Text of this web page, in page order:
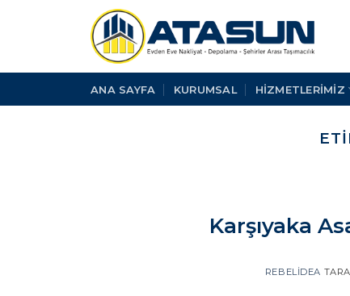
ANA SAYFA KURUMSAL HİZMETLERİMİZ
Karşıyaka
REBELIDEA